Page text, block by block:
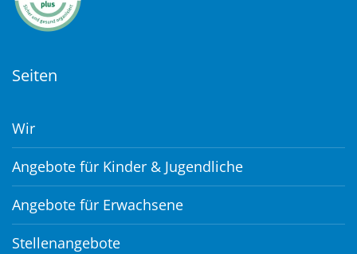
Seiten
Wir
Angebote für Kinder & Jugendliche
Angebote für Erwachsene
Stellenangebote